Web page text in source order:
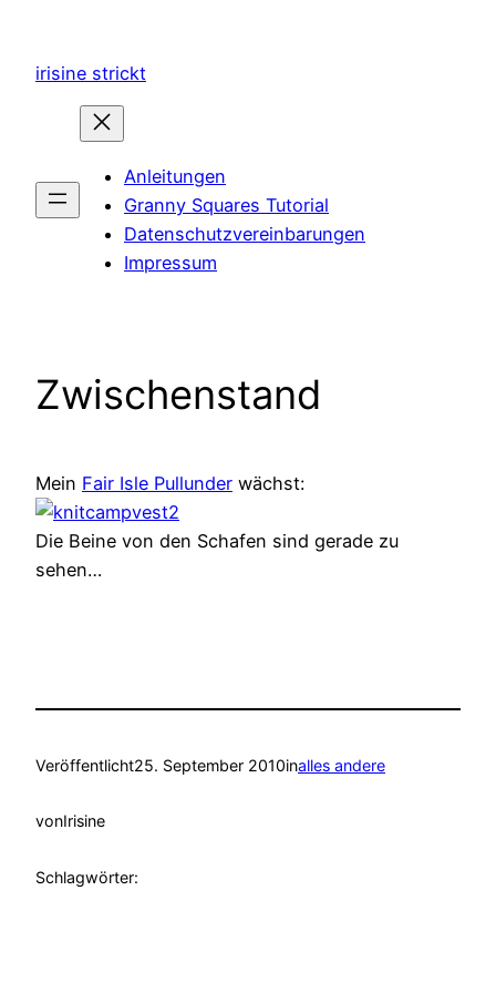
springen
irisine strickt
Anleitungen
Granny Squares Tutorial
Datenschutzvereinbarungen
Impressum
Zwischenstand
Mein Fair Isle Pullunder wächst:
Die Beine von den Schafen sind gerade zu
sehen…
Veröffentlicht25. September 2010inalles andere
vonIrisine
Schlagwörter: